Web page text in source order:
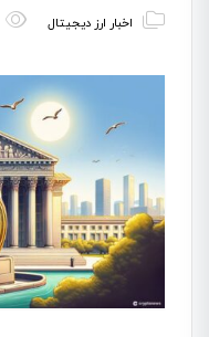
اخبار ارز دیجیتال